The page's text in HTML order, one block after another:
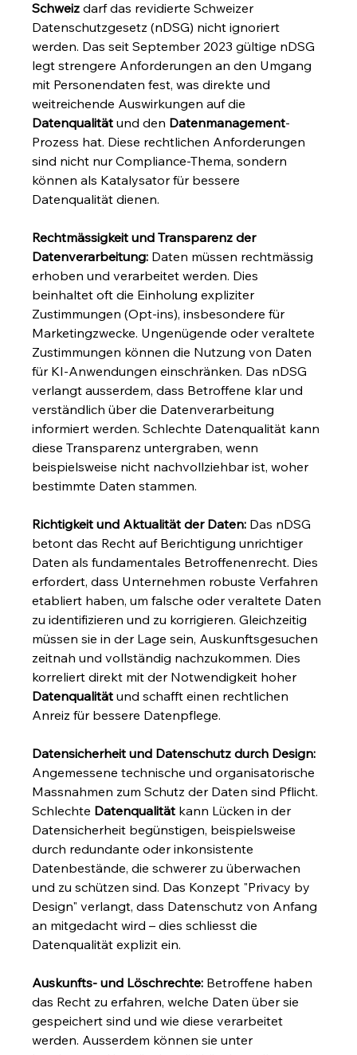
Schweiz darf das revidierte Schweizer
Datenschutzgesetz (nDSG) nicht ignoriert
werden. Das seit September 2023 gültige nDSG
legt strengere Anforderungen an den Umgang
mit Personendaten fest, was direkte und
weitreichende Auswirkungen auf die
Datenqualität und den Datenmanagement-
Prozess hat. Diese rechtlichen Anforderungen
sind nicht nur Compliance-Thema, sondern
können als Katalysator für bessere
Datenqualität dienen.
Rechtmässigkeit und Transparenz der
Datenverarbeitung: Daten müssen rechtmässig
erhoben und verarbeitet werden. Dies
beinhaltet oft die Einholung expliziter
Zustimmungen (Opt-ins), insbesondere für
Marketingzwecke. Ungenügende oder veraltete
Zustimmungen können die Nutzung von Daten
für KI-Anwendungen einschränken. Das nDSG
verlangt ausserdem, dass Betroffene klar und
verständlich über die Datenverarbeitung
informiert werden. Schlechte Datenqualität kann
diese Transparenz untergraben, wenn
beispielsweise nicht nachvollziehbar ist, woher
bestimmte Daten stammen.
Richtigkeit und Aktualität der Daten: Das nDSG
betont das Recht auf Berichtigung unrichtiger
Daten als fundamentales Betroffenenrecht. Dies
erfordert, dass Unternehmen robuste Verfahren
etabliert haben, um falsche oder veraltete Daten
zu identifizieren und zu korrigieren. Gleichzeitig
müssen sie in der Lage sein, Auskunftsgesuchen
zeitnah und vollständig nachzukommen. Dies
korreliert direkt mit der Notwendigkeit hoher
Datenqualität und schafft einen rechtlichen
Anreiz für bessere Datenpflege.
Datensicherheit und Datenschutz durch Design:
Angemessene technische und organisatorische
Massnahmen zum Schutz der Daten sind Pflicht.
Schlechte Datenqualität kann Lücken in der
Datensicherheit begünstigen, beispielsweise
durch redundante oder inkonsistente
Datenbestände, die schwerer zu überwachen
und zu schützen sind. Das Konzept "Privacy by
Design" verlangt, dass Datenschutz von Anfang
an mitgedacht wird – dies schliesst die
Datenqualität explizit ein.
Auskunfts- und Löschrechte: Betroffene haben
das Recht zu erfahren, welche Daten über sie
gespeichert sind und wie diese verarbeitet
werden. Ausserdem können sie unter